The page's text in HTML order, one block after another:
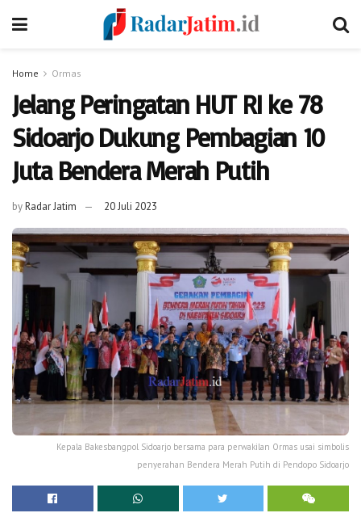
Home Ormas
Jelang Peringatan HUT RI ke 78
Sidoarjo Dukung Pembagian 10
Juta Bendera Merah Putih
byRadar Jatim 20 Juli 2023
Kepala Bakesbangpol Sidoarjo bersama para perwakilan Ormas usai simbolis
penyerahan Bendera Merah Putih di Pendopo Sidoarjo